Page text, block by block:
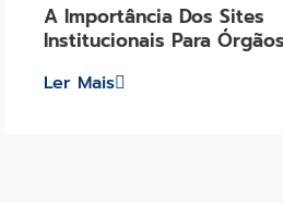
A Importância Dos Sites
Institucionais Para
Ler Mais